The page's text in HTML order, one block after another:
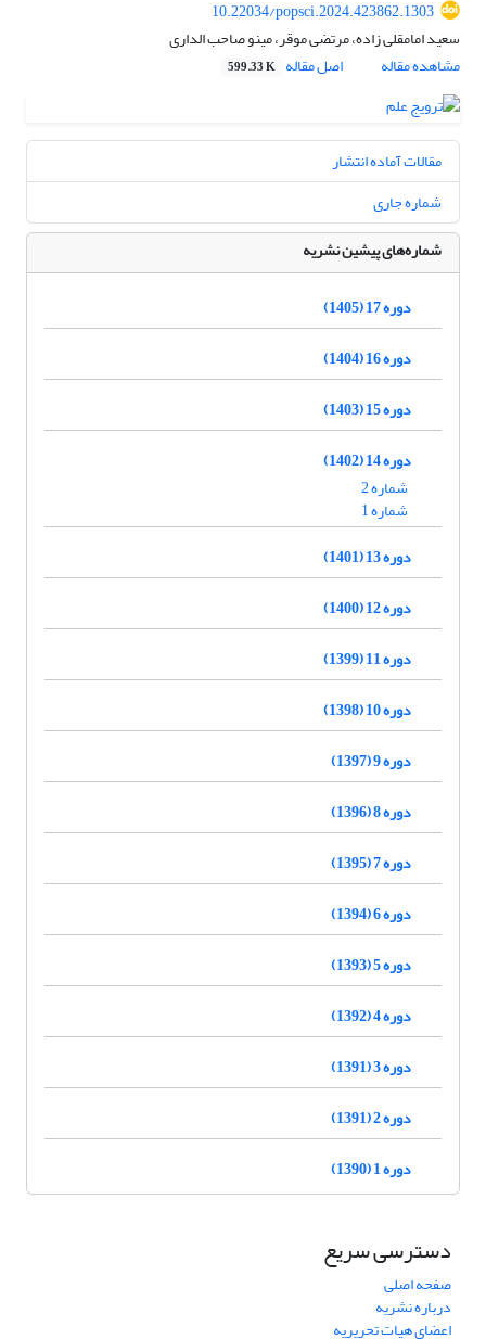
10.22034/popsci.2024.423862.1303
سعید امامقلی زاده، مرتضی موقر، مینو صاحب الداری
مشاهده مقاله
اصل مقاله 599.33 K
مقالات آماده انتشار
شماره جاری
شماره‌های پیشین نشریه
دوره 17 (1405)
دوره 16 (1404)
دوره 15 (1403)
دوره 14 (1402)
شماره 2
شماره 1
دوره 13 (1401)
دوره 12 (1400)
دوره 11 (1399)
دوره 10 (1398)
دوره 9 (1397)
دوره 8 (1396)
دوره 7 (1395)
دوره 6 (1394)
دوره 5 (1393)
دوره 4 (1392)
دوره 3 (1391)
دوره 2 (1391)
دوره 1 (1390)
دسترسی سریع
صفحه اصلی
درباره نشریه
اعضای هیات تحریریه